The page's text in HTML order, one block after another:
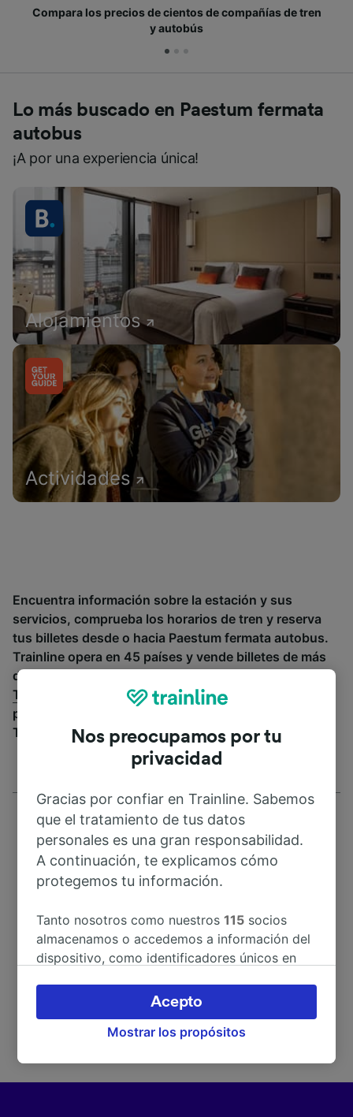
Compara los precios de cientos de compañías de tren
y autobús
Lo más buscado en Paestum fermata
autobus
¡A por una experiencia única!
Alojamientos
Actividades
Encuentra información sobre la estación y sus
servicios, comprueba los horarios de tren y reserva
tus billetes desde o hacia Paestum fermata autobus.
Trainline opera en 45 países y vende billetes de más
de 270 compañías de tren y autobús incluyendo
Trenitalia
entre otras. Descubre a dónde
puedes ir desde Paestum fermata autobus con
Trainline.
Dirección
84047 Paestum
Italy
Nos preocupamos por tu
privacidad
Gracias por confiar en Trainline. Sabemos
que el tratamiento de tus datos
personales es una gran responsabilidad.
A continuación, te explicamos cómo
protegemos tu información.
Tanto nosotros como nuestros115 socios
almacenamos o accedemos a información del
dispositivo, como identificadores únicos en
Puedes aceptar o administrar tus preferencias
haciendo clic abajo, incluido el derecho de
oposición en función de tu interés legítimo o,
Mostrar los propósitos
Acepto